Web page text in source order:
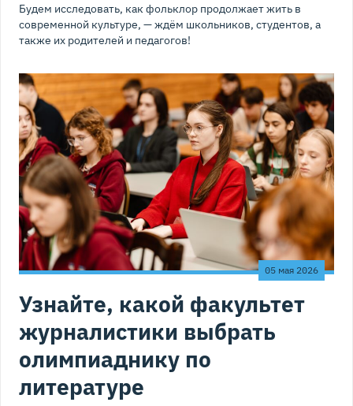
Будем исследовать, как фольклор продолжает жить в
современной культуре, — ждём школьников, студентов, а
также их родителей и педагогов!
05 мая 2026
Узнайте, какой факультет
журналистики выбрать
олимпиаднику по
литературе